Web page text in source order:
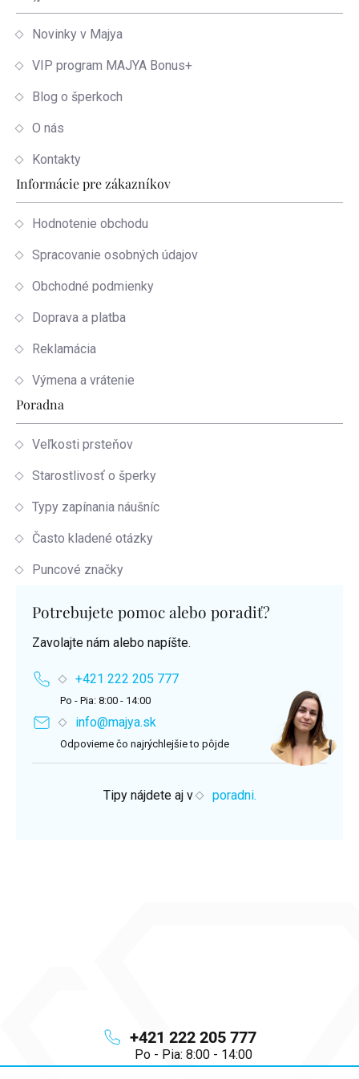
+421 222 205 777
Po - Pia: 8:00 - 14:00
Novinky v Majya
VIP program MAJYA Bonus+
Blog o šperkoch
O nás
Kontakty
Informácie pre zákazníkov
Hodnotenie obchodu
Spracovanie osobných údajov
Obchodné podmienky
Doprava a platba
Reklamácia
Výmena a vrátenie
Poradna
Veľkosti prsteňov
Starostlivosť o šperky
Typy zapínania náušníc
Často kladené otázky
Puncové značky
Potrebujete pomoc alebo poradiť?
Zavolajte nám alebo napíšte.
+421 222 205 777
Po - Pia: 8:00 - 14:00
info@majya.sk
Odpovieme čo najrýchlejšie to pôjde
Tipy nájdete aj v poradni.